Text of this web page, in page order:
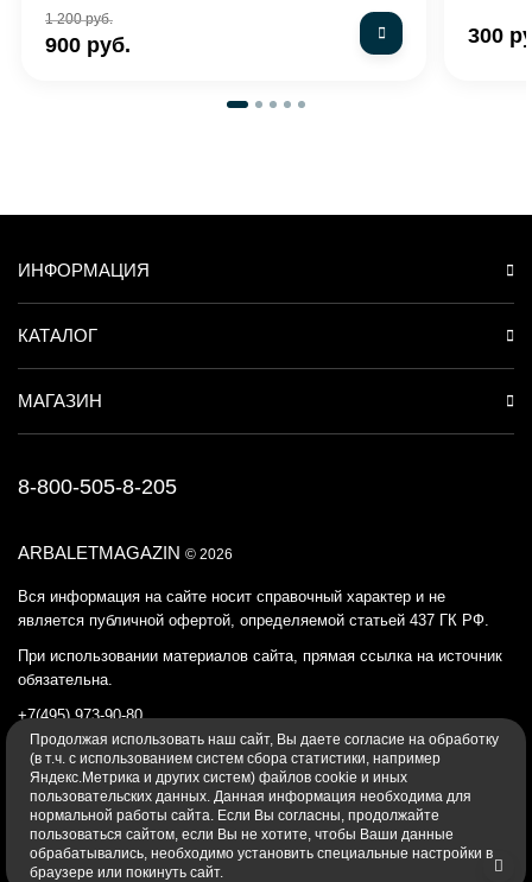
1 200 руб.
900 руб. 300
ARBALETMAGAZIN © 2026
Вся информация на сайте носит справочный характер и не
является публичной офертой, определяемой статьей 437 ГК РФ.
При использовании материалов сайта, прямая ссылка на источник
обязательна.
+7(495) 973-90-80
Политика конфиденциальности
ИНФОРМАЦИЯ
КАТАЛОГ
МАГАЗИН
8-800-505-8-205
Продолжая использовать наш cайт, Вы даете согласие на обработку
(в т.ч. с использованием систем сбора статистики, например
Яндекс.Метрика и других систем) файлов cookie и иных
пользовательских данных. Данная информация необходима для
нормальной работы сайта. Если Вы согласны, продолжайте
пользоваться сайтом, если Вы не хотите, чтобы Ваши данные
обрабатывались, необходимо установить специальные настройки в
браузере или покинуть сайт.